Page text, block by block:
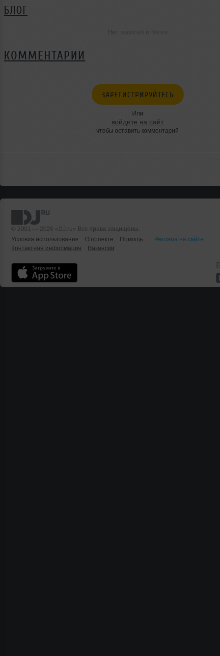
БЛОГ
КОММЕНТАРИИ
ЗАРЕГИСТРИРУЙТЕСЬ
Или
войдите на сайт
чтобы оставить комментарий
© 2001 — 2026 «DJ.ru» Все права защищены.
Условия использования
О проекте Помощь
Реклама на сайте
Контактная информация
Вакансии